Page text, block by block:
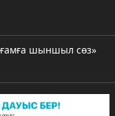
шыншыл сөз»